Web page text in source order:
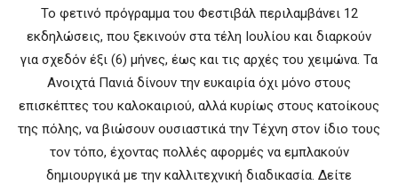
Το φετινό πρόγραμμα του Φεστιβάλ περιλαμβάνει 12
εκδηλώσεις, που ξεκινούν στα τέλη Ιουλίου και διαρκούν
για σχεδόν έξι (6) μήνες, έως και τις αρχές του χειμώνα. Τα
Ανοιχτά Πανιά δίνουν την ευκαιρία όχι μόνο στους
επισκέπτες του καλοκαιριού, αλλά κυρίως στους κατοίκους
της πόλης, να βιώσουν ουσιαστικά την Τέχνη στον ίδιο τους
τον τόπο, έχοντας πολλές αφορμές να εμπλακούν
δημιουργικά με την καλλιτεχνική διαδικασία. Δείτε